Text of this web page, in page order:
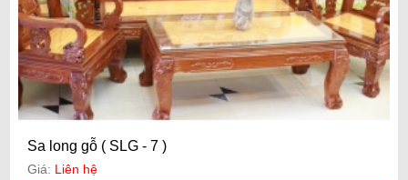
Sa long gỗ ( SLG - 7 )
Giá: Liên hệ